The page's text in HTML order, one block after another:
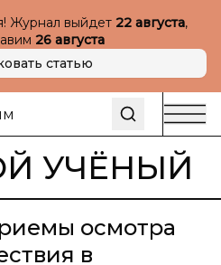
Журнал выйдет 22 августа,
26 августа
статью
УЧЁНЫЙ
осмотра
в